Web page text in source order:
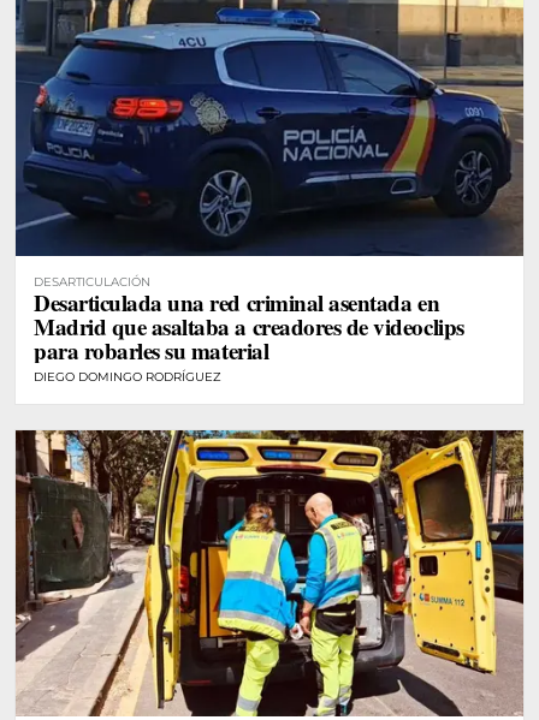
DESARTICULACIÓN
Desarticulada una red criminal asentada en
Madrid que asaltaba a creadores de videoclips
para robarles su material
DIEGO DOMINGO RODRÍGUEZ